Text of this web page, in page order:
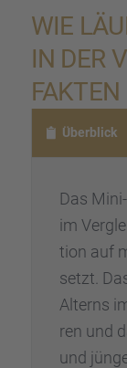
WIE
IN DER
FAKTEN
Überblick
Das
im
tion auf
setzt.
Alterns
ren und
und